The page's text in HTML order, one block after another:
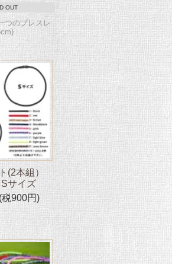
OUT
つのブレスレ
(2本組）
サイズ
900円)